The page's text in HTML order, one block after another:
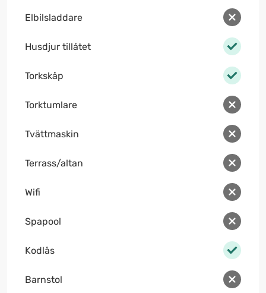
Elbilsladdare
Husdjur tillåtet
Torkskåp
Torktumlare
Tvättmaskin
Terrass/altan
Wifi
Spapool
Kodlås
Barnstol